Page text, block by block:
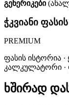
გენერიკები
ჭკვიანი
PREMIUM
ფასის ისტორია ·
კალკულატორი ·
ხშირად